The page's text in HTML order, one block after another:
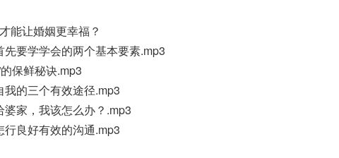
能让婚姻更幸福？
先要学学会的两个基本要素.mp3
的保鲜秘诀.mp3
我的三个有效途径.mp3
婆家，我该怎么办？.mp3
行良好有效的沟通.mp3